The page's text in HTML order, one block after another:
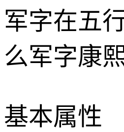
军字在五
么军字康
基本属性